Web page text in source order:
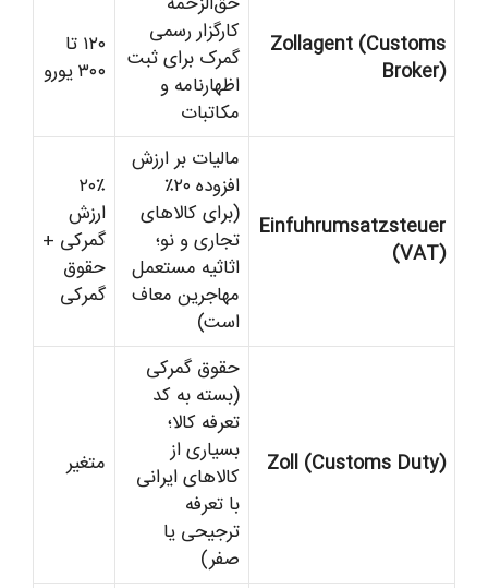
Zollagent (Customs
Broker)
کارگزار رسمی
گمرک برای ثبت
اظهارنامه و
مکاتبات
۱۲۰ تا
۳۰۰ یورو
Einfuhrumsatzsteuer
(VAT)
مالیات بر ارزش
افزوده ۲۰٪
(برای کالاهای
تجاری و نو؛
اثاثیه مستعمل
مهاجرین معاف
است)
۲۰٪
ارزش
گمرکی +
حقوق
گمرکی
Zoll (Customs Duty)
حقوق گمرکی
(بسته به کد
تعرفه کالا؛
بسیاری از
کالاهای ایرانی
با تعرفه
ترجیحی یا
صفر)
متغیر